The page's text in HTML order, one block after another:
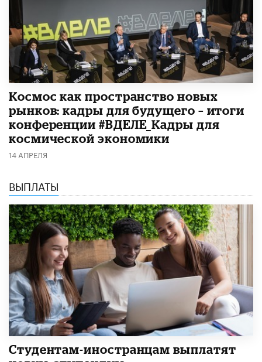
Космос как пространство новых
рынков: кадры для будущего – итоги
конференции #ВДЕЛЕ_Кадры для
космической экономики
14 АПРЕЛЯ
ВЫПЛАТЫ
Студентам-иностранцам выплатят